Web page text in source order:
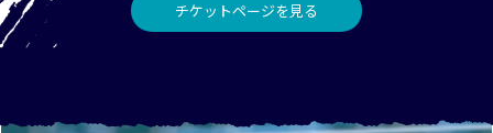
チケットページを見る